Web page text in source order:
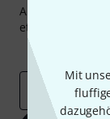
Mit
Abonniere den
etwas Glück
E-Mail-